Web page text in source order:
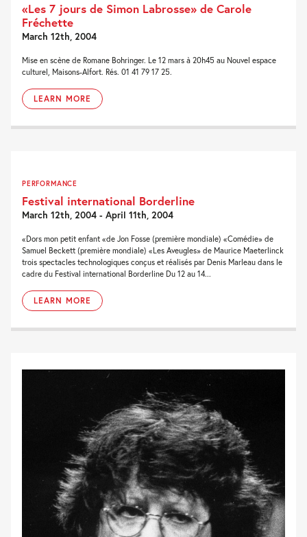
«Les 7 jours de Simon Labrosse» de Carole
Fréchette
March 12th, 2004
Mise en scène de Romane Bohringer. Le 12 mars à 20h45 au Nouvel espace
culturel, Maisons-Alfort. Rés. 01 41 79 17 25.
LEARN MORE
PERFORMANCE
Festival international Borderline
March 12th, 2004 - April 11th, 2004
«Dors mon petit enfant «de Jon Fosse (première mondiale) «Comédie» de
Samuel Beckett (première mondiale) «Les Aveugles» de Maurice Maeterlinck
trois spectacles technologiques conçus et réalisés par Denis Marleau dans le
cadre du Festival international Borderline Du 12 au 14...
LEARN MORE